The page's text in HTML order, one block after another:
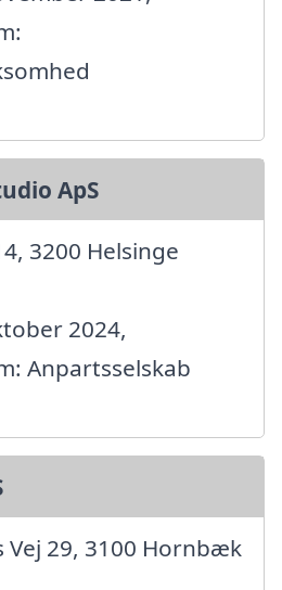
ApS
3200 Helsinge
2024,
Anpartsselskab
Vej 29, 3100 Hornbæk